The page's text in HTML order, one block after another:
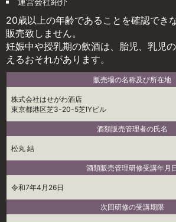
20歳以上の年齢であることを確認でき
販売致しません。
妊娠中や授乳期の飲酒は、胎児、乳児
えるおそれがあります。
販売場の名称及び所在地
株式会社はせがわ酒店
東京都港区芝3-20-5芝IYビル
酒類販売管理者の氏名
松丸 結
酒類販売管理研修受講年月
令和7年4月26日
次回研修の受講期限